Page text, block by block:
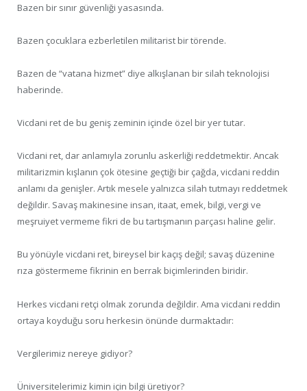
Bazen bir sınır güvenliği yasasında.
Bazen çocuklara ezberletilen militarist bir törende.
Bazen de “vatana hizmet” diye alkışlanan bir silah teknolojisi
haberinde.
Vicdani ret de bu geniş zeminin içinde özel bir yer tutar.
Vicdani ret, dar anlamıyla zorunlu askerliği reddetmektir. Ancak
militarizmin kışlanın çok ötesine geçtiği bir çağda, vicdani reddin
anlamı da genişler. Artık mesele yalnızca silah tutmayı reddetmek
değildir. Savaş makinesine insan, itaat, emek, bilgi, vergi ve
meşruiyet vermeme fikri de bu tartışmanın parçası haline gelir.
Bu yönüyle vicdani ret, bireysel bir kaçış değil; savaş düzenine
rıza göstermeme fikrinin en berrak biçimlerinden biridir.
Herkes vicdani retçi olmak zorunda değildir. Ama vicdani reddin
ortaya koyduğu soru herkesin önünde durmaktadır:
Vergilerimiz nereye gidiyor?
Üniversitelerimiz kimin için bilgi üretiyor?